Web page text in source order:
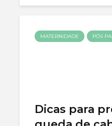
MATERNIDADE PÓS
Dicas para